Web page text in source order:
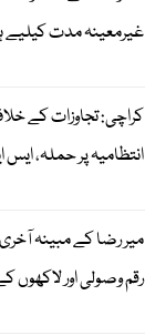
غیرمعینہ مدت کیلیے
کراچی: تجاوزات کے
انتظامیہ پر حملہ،
میر رضا کے مبینہ
رقم وصولی اور